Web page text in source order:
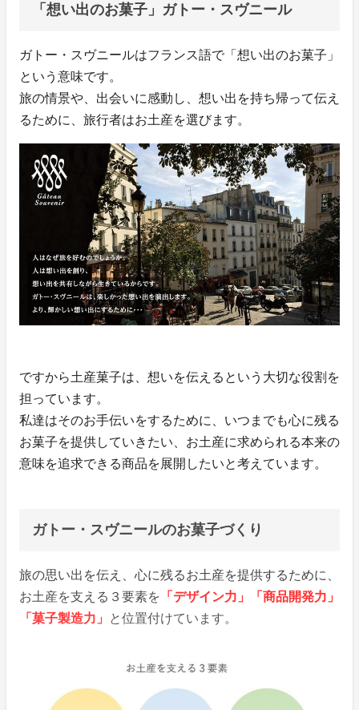
「想い出のお菓子」ガトー・スヴニール
ガトー・スヴニールはフランス語で「想い出のお菓子」
という意味です。
旅の情景や、出会いに感動し、想い出を持ち帰って伝え
るために、旅行者はお土産を選びます。
ですから土産菓子は、想いを伝えるという大切な役割を
担っています。
私達はそのお手伝いをするために、いつまでも心に残る
お菓子を提供していきたい、お土産に求められる本来の
意味を追求できる商品を展開したいと考えています。
ガトー・スヴニールのお菓子づくり
旅の思い出を伝え、心に残るお土産を提供するために、
お土産を支える３要素を 「デザイン力」「商品開発力」
「菓子製造力」
と位置付けています。